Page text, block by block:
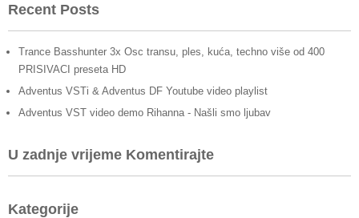
Recent Posts
Trance Basshunter 3x Osc transu, ples, kuća, techno više od 400
PRISIVACI preseta HD
Adventus VSTi & Adventus DF Youtube video playlist
Adventus VST video demo Rihanna - Našli smo ljubav
U zadnje vrijeme Komentirajte
Kategorije